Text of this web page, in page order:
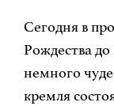
Сегодня в
Рождества
немного
кремля